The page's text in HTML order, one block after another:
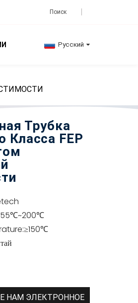
Русский
Трубка
Класса FEP
≥150℃
НАМ ЭЛЕКТРОННОЕ